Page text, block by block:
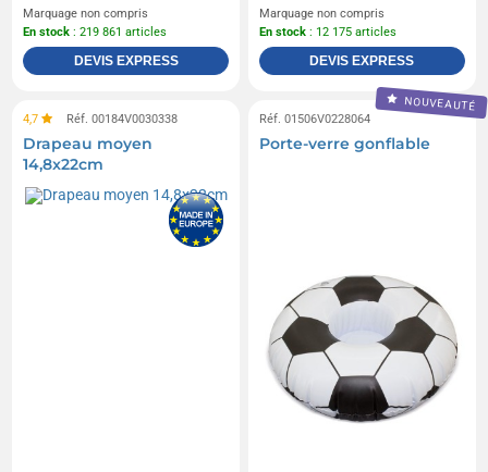
Marquage non compris
En stock : 219 861 articles
DEVIS EXPRESS
Marquage non compris
En stock : 12 175 articles
DEVIS EXPRESS
4,7 Réf. 00184V0030338
Drapeau moyen
14,8x22cm
NOUVEAUTÉ
Réf. 01506V0228064
Porte-verre gonflable